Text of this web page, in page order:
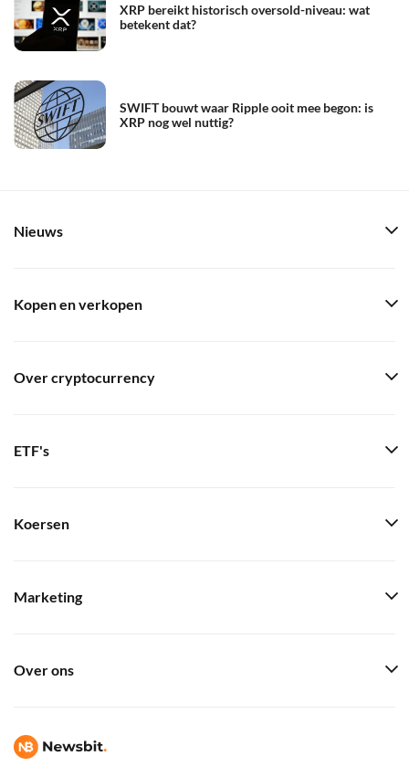
XRP bereikt historisch oversold-niveau: wat
betekent dat?
SWIFT bouwt waar Ripple ooit mee begon: is
XRP nog wel nuttig?
Nieuws
Kopen en verkopen
Over cryptocurrency
ETF's
Koersen
Marketing
Over ons